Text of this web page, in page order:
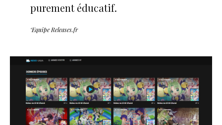
purement éducatif.
‘Equipe Releases.fr